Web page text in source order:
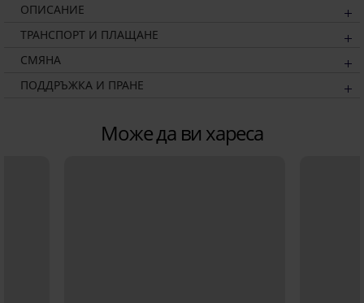
ОПИСАНИЕ
ТРАНСПОРТ И ПЛАЩАНЕ
СМЯНА
ПОДДРЪЖКА И ПРАНЕ
Може да ви хареса